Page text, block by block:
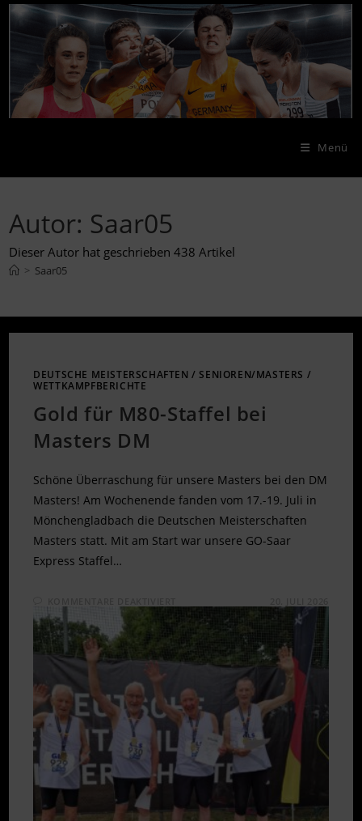
Zum
Menü
Autor: Saar05
Dieser Autor hat geschrieben 438 Artikel
> Saar05
DEUTSCHE MEISTERSCHAFTEN / SENIOREN/MASTERS /
WETTKAMPFBERICHTE
Gold für M80-Staffel bei
Masters DM
Schöne Überraschung für unsere Masters bei den DM
Masters! Am Wochenende fanden vom 17.-19. Juli in
Mönchengladbach die Deutschen Meisterschaften
Masters statt. Mit am Start war unsere GO-Saar
Express Staffel…
GOLD
M80-
STAFFEL
MASTERS